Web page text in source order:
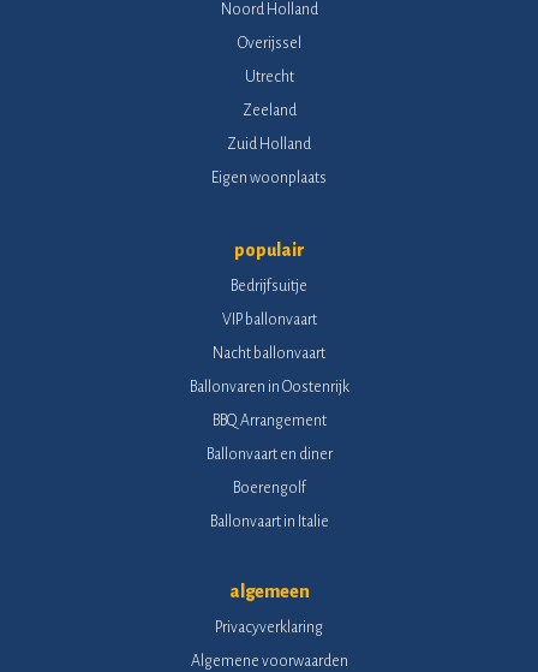
Noord Holland
Overijssel
Utrecht
Zeeland
Zuid Holland
Eigen woonplaats
populair
Bedrijfsuitje
VIP ballonvaart
Nacht ballonvaart
Ballonvaren in Oostenrijk
BBQ Arrangement
Ballonvaart en diner
Boerengolf
Ballonvaart in Italie
algemeen
Privacyverklaring
Algemene voorwaarden